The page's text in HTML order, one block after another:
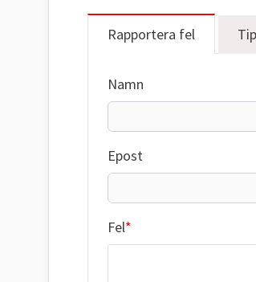
Rapportera fel
Namn
Epost
Fel